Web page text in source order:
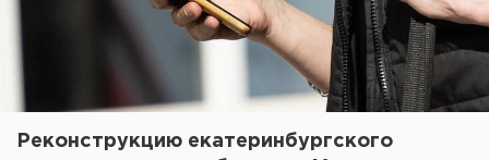
Реконструкцию екатеринбургского